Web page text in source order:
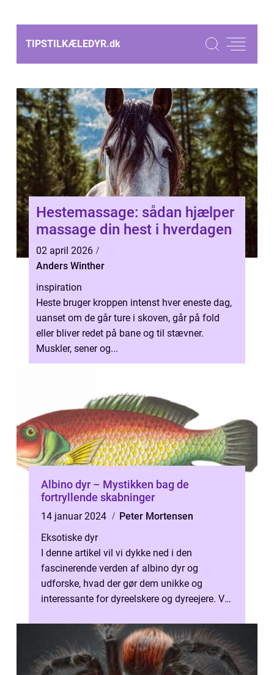
TIPSTILKÆLEDYR.dk
Hestemassage: sådan hjælper
massage din hest i hverdagen
02 april 2026
Anders Winther
inspiration
Heste bruger kroppen intenst hver eneste dag,
uanset om de går ture i skoven, går på fold
eller bliver redet på bane og til stævner.
Muskler, sener og...
Albino dyr – Mystikken bag de
fortryllende skabninger
14 januar 2024
Peter Mortensen
Eksotiske dyr
I denne artikel vil vi dykke ned i den
fascinerende verden af albino dyr og
udforske, hvad der gør dem unikke og
interessante for dyreelskere og dyreejere. Vi